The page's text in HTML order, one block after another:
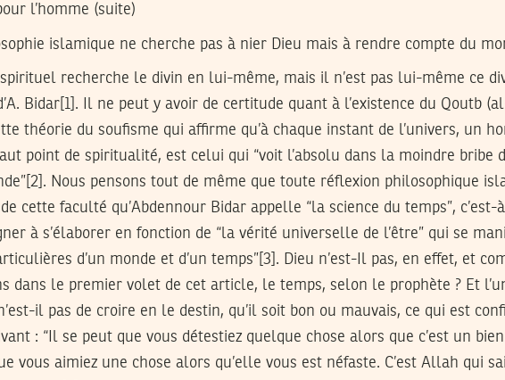
l’homme (suite)
islamique ne cherche pas à nier Dieu mais à rendre compte du
spirituel recherche le divin en lui-même, mais il n’est pas lui-même ce
Bidar[1]. Il ne peut y avoir de certitude quant à l’existence du Qoutb
théorie du soufisme qui affirme qu’à chaque instant de l’univers, un
point de spiritualité, est celui qui “voit l’absolu dans la moindre bribe
Nous pensons tout de même que toute réflexion philosophique
cette faculté qu’Abdennour Bidar appelle “la science du temps”, c’est-
à s’élaborer en fonction de “la vérité universelle de l’être” qui se
d’un monde et d’un temps”[3]. Dieu n’est-Il pas, en effet, et
dans le premier volet de cet article, le temps, selon le prophète ? Et
il pas de croire en le destin, qu’il soit bon ou mauvais, ce qui est
: “Il se peut que vous détestiez quelque chose alors que c’est un
vous aimiez une chose alors qu’elle vous est néfaste. C’est Allah qui